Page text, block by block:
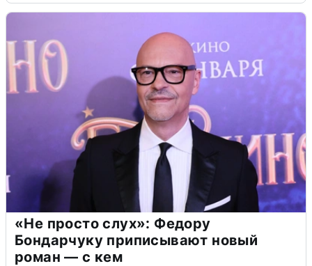
«Не просто слух»: Федору
Бондарчуку приписывают новый
роман — с кем